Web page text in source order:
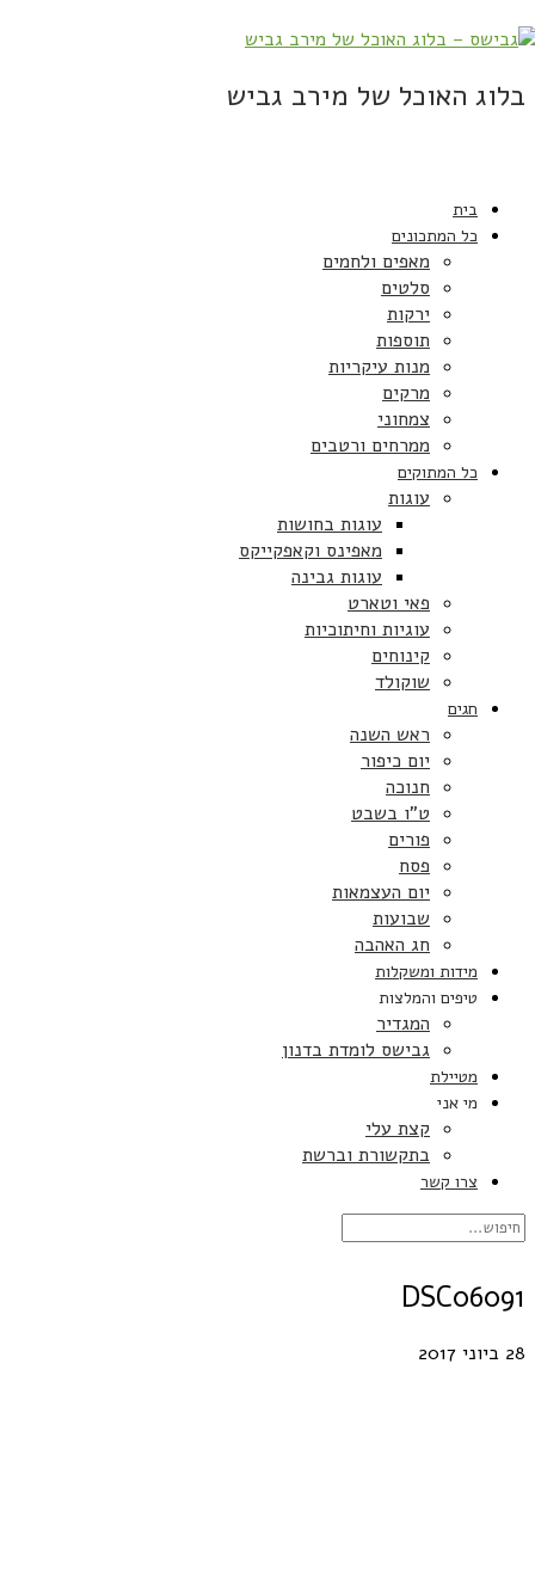
בלוג האוכל של מירב גביש
בית
כל המתכונים
מאפים ולחמים
סלטים
ירקות
תוספות
מנות עיקריות
מרקים
צמחוני
ממרחים ורטבים
כל המתוקים
עוגות
עוגות בחושות
מאפינס וקאפקייקס
עוגות גבינה
פאי וטארט
עוגיות וחיתוכיות
קינוחים
שוקולד
חגים
ראש השנה
יום כיפור
חנוכה
ט”ו בשבט
פורים
פסח
יום העצמאות
שבועות
חג האהבה
מידות ומשקלות
טיפים והמלצות
המגדיר
גבישס לומדת בדנון
מטיילת
מי אני
קצת עלי
בתקשורת וברשת
צרו קשר
DSC06091
28 ביוני 2017